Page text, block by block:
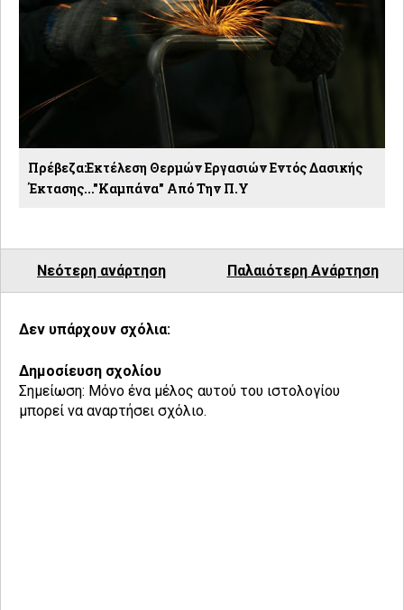
Πρέβεζα:Eκτέλεση Θερμών Εργασιών Εντός Δασικής
Έκτασης..."Kαμπάνα" Από Την Π.Υ
Νεότερη ανάρτηση Παλαιότερη Ανάρτηση
Δεν υπάρχουν σχόλια:
Δημοσίευση σχολίου
Σημείωση: Μόνο ένα μέλος αυτού του ιστολογίου
μπορεί να αναρτήσει σχόλιο.